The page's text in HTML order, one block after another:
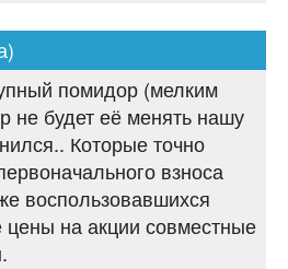
помидор (мелким
не будет её менять нашу
Которые точно
взноса
воспользовавшихся
на акции совместные